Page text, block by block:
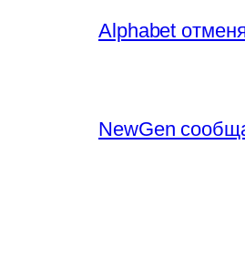
Alphabet
NewGen